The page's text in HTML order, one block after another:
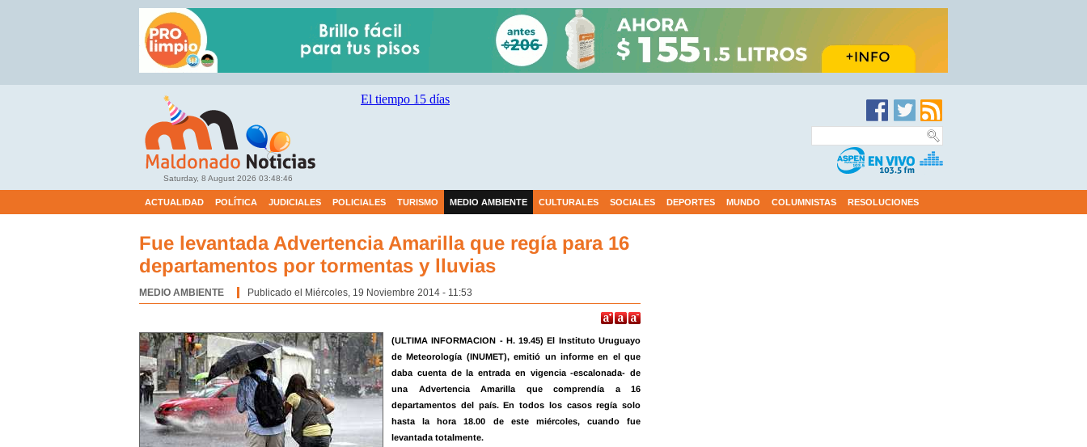
Saturday, 8 August 2026 03:48:47
ACTUALIDAD POLÍTICA JUDICIALES POLICIALES TURISMO MEDIO AMBIENTE CULTURALES SOCIALES DEPORTES MUNDO COLUMNISTAS RESOLUCIONES
Fue levantada Advertencia Amarilla que regía para 16
departamentos por tormentas y lluvias
MEDIO AMBIENTE Publicado el Miércoles, 19 Noviembre 2014 - 11:53
(ULTIMA INFORMACION - H. 19.45) El Instituto Uruguayo
de Meteorología (INUMET), emitió un informe en el que
daba cuenta de la entrada en vigencia -escalonada- de
una Advertencia Amarilla que comprendía a 16
departamentos del país. En todos los casos regía solo
hasta la hora 18.00 de este miércoles, cuando fue
levantada totalmente.